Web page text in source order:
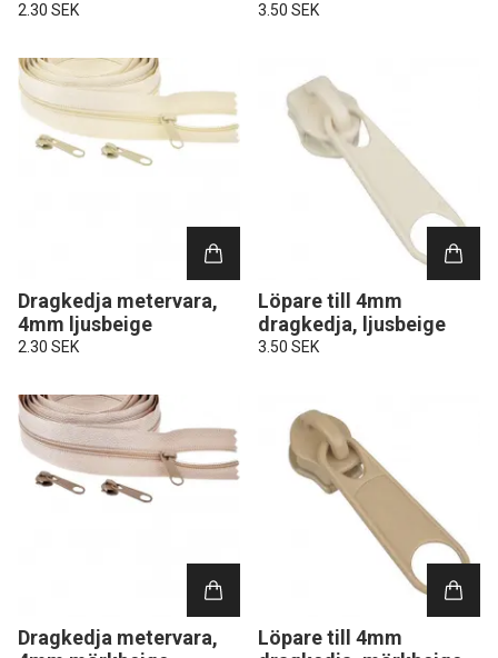
2.30 SEK 3.50 SEK
Dragkedja metervara,
4mm ljusbeige
2.30 SEK
Löpare till 4mm
dragkedja, ljusbeige
3.50 SEK
Dragkedja metervara,
Löpare till 4mm